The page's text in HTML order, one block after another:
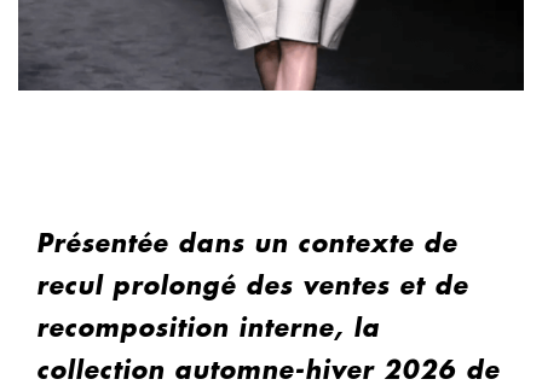
Présentée dans un contexte de
recul prolongé des ventes et de
recomposition interne, la
collection automne-hiver 2026 de